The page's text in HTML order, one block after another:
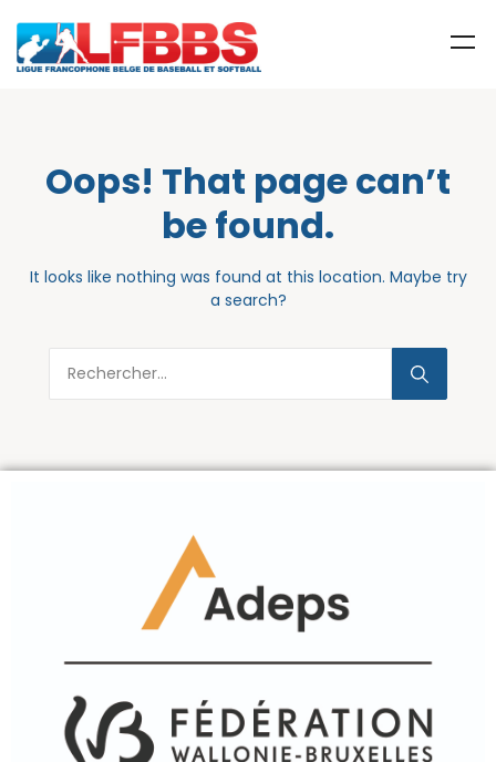
Oops! That page can’t
be found.
It looks like nothing was found at this location. Maybe try
a search?